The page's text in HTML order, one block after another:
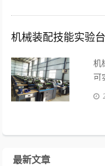
双
机械装配技能实验
机
可
箱
最新文章